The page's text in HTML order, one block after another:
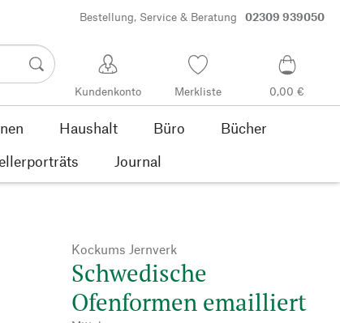
Bestellung, Service & Beratung 02309 939050
Kundenkonto Merkliste 0,00 €
Haushalt Büro
Bücher
Journal
Kockums Jernverk
Schwedische
Ofenformen emailliert